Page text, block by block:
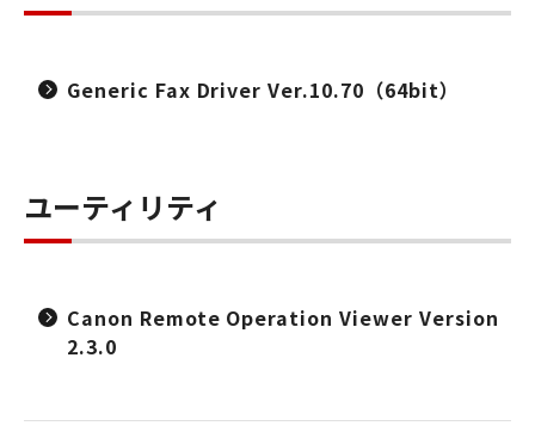
Generic Fax Driver Ver.10.70（64bit）
ユーティリティ
Canon Remote Operation Viewer Version
2.3.0